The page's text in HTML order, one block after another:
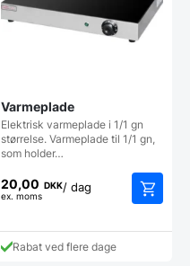
Varmeplade
Elektrisk varmeplade i 1/1 gn
størrelse. Varmeplade til 1/1 gn,
som holder…
20,00 DKK
ex. moms
/ dag
Rabat ved flere dage